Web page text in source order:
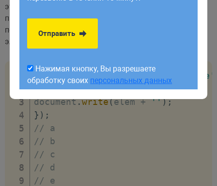
этого в анонимную функцию передадим первый
параметр elem (назвать его можно как угодно). В эту
переменную последовательно будут попадать
элементы массива:
let 'a' , 'b' 'e'
arr.forEach(function(elem) {
document.write(elem + '');
} ) ;
// a
// b
// c
// d
// e
обработку своихперсональных данных
Отправить
Нажимая кнопку, Вы разрешаете
обработку своих персональных данных